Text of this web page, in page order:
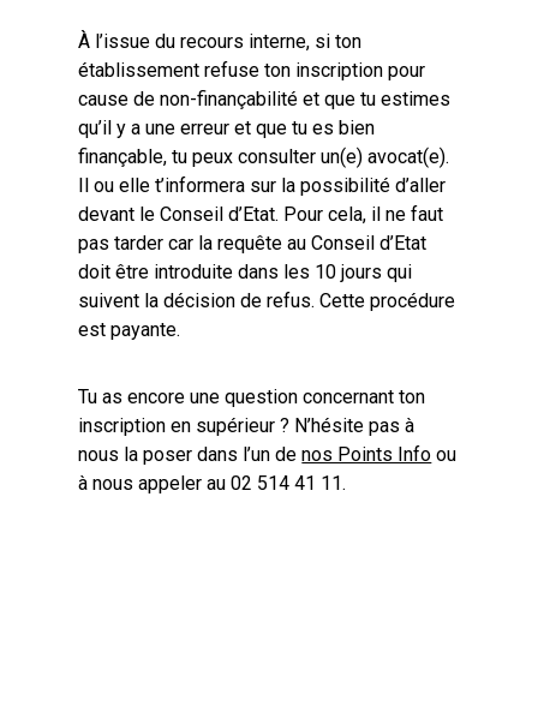
À l’issue du recours interne, si ton
établissement refuse ton inscription pour
cause de non-finançabilité et que tu estimes
qu’il y a une erreur et que tu es bien
finançable, tu peux consulter un(e) avocat(e).
Il ou elle t’informera sur la possibilité d’aller
devant le Conseil d’Etat. Pour cela, il ne faut
pas tarder car la requête au Conseil d’Etat
doit être introduite dans les 10 jours qui
suivent la décision de refus. Cette procédure
est payante.
Tu as encore une question concernant ton
inscription en supérieur ? N’hésite pas à
nous la poser dans l’un denos Points Info ou
à nous appeler au 02 514 41 11.